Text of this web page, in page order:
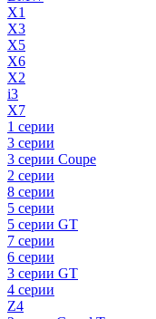
X1
X3
X5
X6
X2
i3
X7
1 серии
3 серии
3 серии Coupe
2 серии
8 серии
5 серии
5 серии GT
7 серии
6 серии
3 серии GT
4 серии
Z4